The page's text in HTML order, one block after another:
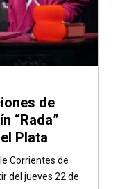
de
“Rada”
Plata
Corrientes de
del jueves 22 de